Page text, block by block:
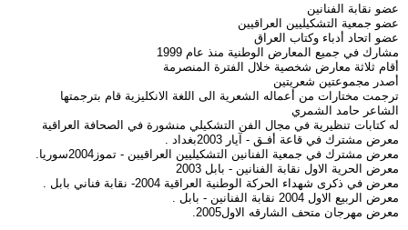
عضو نقابة الفنانين
عضو جمعية التشكيليين العراقيين
عضو اتحاد أدباء وكتاب العراق
مشارك في جميع المعارض الوطنية منذ عام 1999
أقام ثلاثة معارض شخصية خلال الفترة المنصرمة
أصدر مجموعتين شعريتين
ترجمت مختارات من أعماله الشعرية الى اللغة الانكليزية قام بترجمتها
الشاعر حامد الشمري
له كتابات تنظيرية في مجال الفن التشكيلي منشورة في الصحافة العراقية
معرض مشترك في قاعة أفـق - آيار 2003بغداد .
معرض مشترك في جمعية الفنانين التشكيليين العراقيين - تموز2004سوريا.
معرض الحرية الاول نقابة الفنانين - بابل 2003
معرض في ذكرى شهداء الحركة الوطنية العراقية 2004- نقابة فناني بابل .
معرض الربيع الاول 2004 نقابة الفنانين - بابل .
معرض مهرجان متحف الشارقه الاول2005.